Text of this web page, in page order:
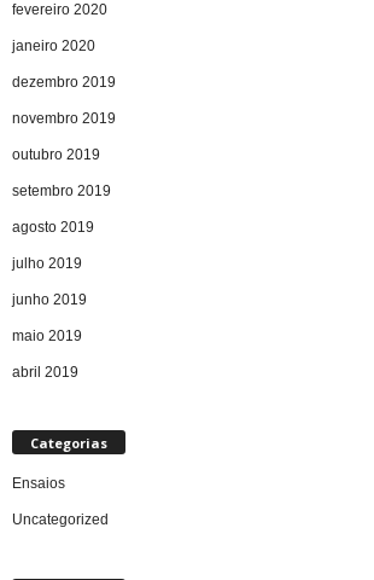
fevereiro 2020
janeiro 2020
dezembro 2019
novembro 2019
outubro 2019
setembro 2019
agosto 2019
julho 2019
junho 2019
maio 2019
abril 2019
Categorias
Ensaios
Uncategorized